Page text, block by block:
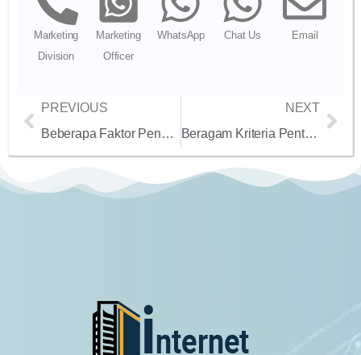
Marketing
Division
Marketing
Officer
WhatsApp Chat Us Email
PREVIOUS
Beberapa Faktor Penyebab Lambat dan Buruknya Koneksi Internet di Kantor
NEXT
Beragam Kriteria Penting yang Harus Kalian Perhatikan Saat Hendak Memilih Penyedia Layanan Internet untuk Kantor yang Dedicated maupun Broadband